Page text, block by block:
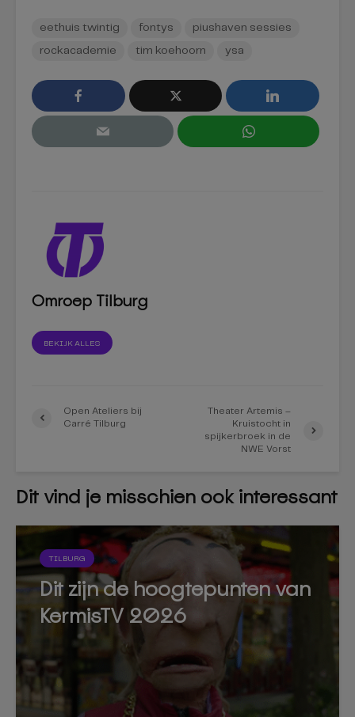
eethuis twintig fontys piushaven sessies
rockacademie tim koehoorn ysa
Omroep Tilburg
BEKIJK ALLES
Open Ateliers bij
Carré Tilburg
Theater Artemis –
Kruistocht in
spijkerbroek in de
NWE Vorst
Dit vind je misschien ook interessant
TILBURG
Dit zijn de hoogtepunten van
KermisTV 2026